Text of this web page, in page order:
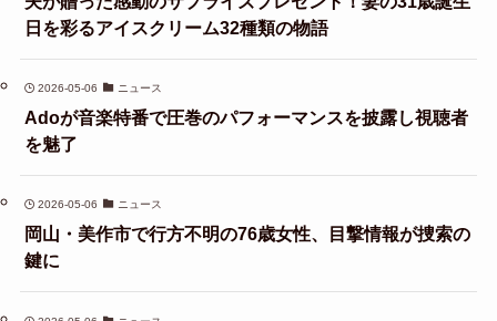
日を彩るアイスクリーム32種類の物語
2026-05-06 ニュース
Adoが音楽特番で圧巻のパフォーマンスを披露し視聴者
を魅了
2026-05-06 ニュース
岡山・美作市で行方不明の76歳女性、目撃情報が捜索の
鍵に